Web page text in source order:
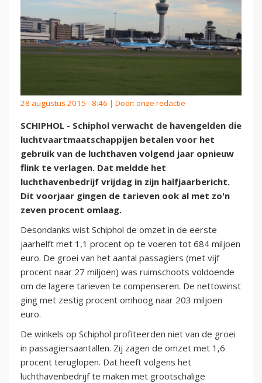
28 augustus 2015 - 8:46 | Door: onze redactie
SCHIPHOL - Schiphol verwacht de havengelden die
luchtvaartmaatschappijen betalen voor het
gebruik van de luchthaven volgend jaar opnieuw
flink te verlagen. Dat meldde het
luchthavenbedrijf vrijdag in zijn halfjaarbericht.
Dit voorjaar gingen de tarieven ook al met zo'n
zeven procent omlaag.
Desondanks wist Schiphol de omzet in de eerste
jaarhelft met 1,1 procent op te voeren tot 684 miljoen
euro. De groei van het aantal passagiers (met vijf
procent naar 27 miljoen) was ruimschoots voldoende
om de lagere tarieven te compenseren. De nettowinst
ging met zestig procent omhoog naar 203 miljoen
euro.
De winkels op Schiphol profiteerden niet van de groei
in passagiersaantallen. Zij zagen de omzet met 1,6
procent teruglopen. Dat heeft volgens het
luchthavenbedrijf te maken met grootschalige